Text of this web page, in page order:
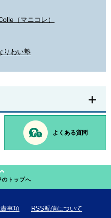
（マニコレ）
りわい塾
よくある質問
のトップへ
事項
RSS配信について